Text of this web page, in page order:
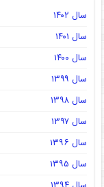
سال ۱۴۰۲
سال ۱۴۰۱
سال ۱۴۰۰
سال ۱۳۹۹
سال ۱۳۹۸
سال ۱۳۹۷
سال ۱۳۹۶
سال ۱۳۹۵